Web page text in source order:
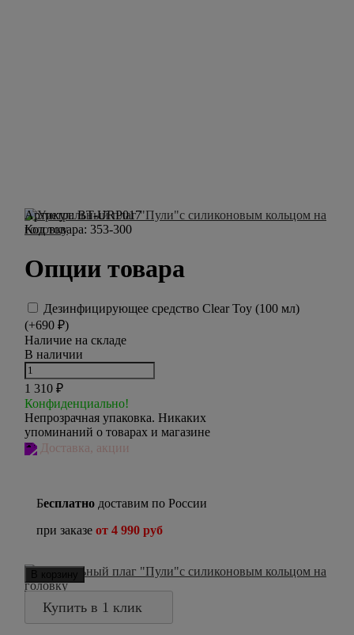
Артикул:BT-URP017
Код товара: 353-300
Опции товара
Дезинфицирующее средство Clear Toy (100 мл)
(+690 ₽)
Наличие на складе
В наличии
1 310 ₽
Конфиденциально!
Непрозрачная упаковка. Никаких
упоминаний о товарах и магазине
Доставка, акции
Бесплатно доставим по России
при заказе от 4 990 руб
В корзину
Купить в 1 клик